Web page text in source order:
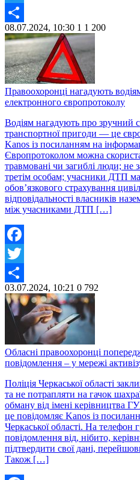
Twitter
Share
08.07.2024, 10:30 1 1 200
Правоохоронці нагадують
електронного європротоколу
Водіям нагадують про зручний
транспортної пригоди — це
Kanos із посиланням на
Європротоколом можна
травмовані чи загиблі люди; не
третім особам; учасники ДТП
обов’язкового страхування
відповідальності власників
між учасниками ДТП […]
Facebook
Twitter
Share
03.07.2024, 10:21 0 792
Обласні правоохоронці
повідомлення – у мережі
Поліція Черкаської області
та не потрапляти на гачок
обману від імені керівництва
це повідомляє Kanos із
Черкаської області. На телефон
повідомлення від, нібито,
підтвердити свої дані,
Також […]